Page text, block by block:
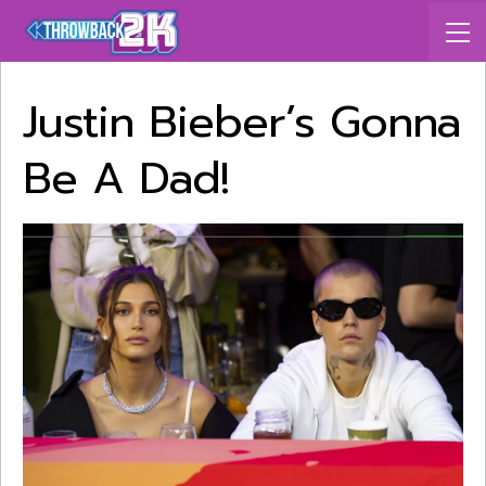
Justin Bieber’s Gonna
Be A Dad!